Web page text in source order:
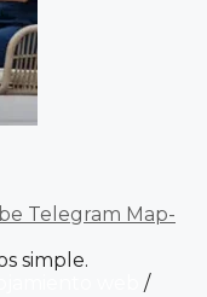
Telegram Map-
simple.
/